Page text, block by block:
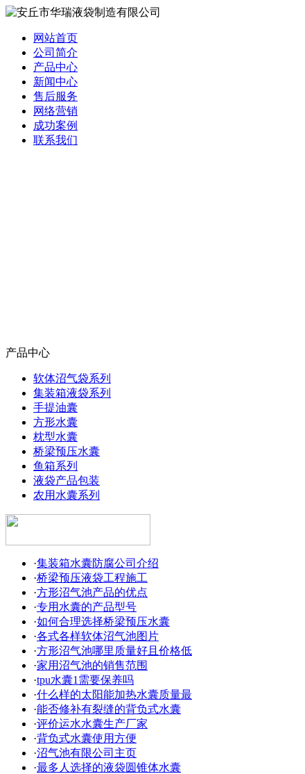
网站首页
公司简介
产品中心
新闻中心
售后服务
网络营销
成功案例
联系我们
产品中心
软体沼气袋系列
集装箱液袋系列
手提油囊
方形水囊
枕型水囊
桥梁预压水囊
鱼箱系列
液袋产品包装
农用水囊系列
·集装箱水囊防腐公司介绍
·桥梁预压液袋工程施工
·方形沼气池产品的优点
·专用水囊的产品型号
·如何合理选择桥梁预压水囊
·各式各样软体沼气池图片
·方形沼气池哪里质量好且价格低
·家用沼气池的销售范围
·tpu水囊1需要保养吗
·什么样的太阳能加热水囊质量最
·能否修补有裂缝的背负式水囊
·评价运水水囊生产厂家
·背负式水囊使用方便
·沼气池有限公司主页
·最多人选择的液袋圆锥体水囊